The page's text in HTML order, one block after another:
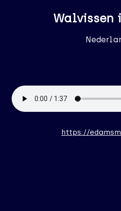
Walvissen
https://